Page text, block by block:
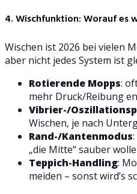
4. Wischfunktion: Worauf es
Wischen ist 2026 bei vielen
aber nicht jedes System ist
Rotierende Mopps:
mehr Druck/Reibung
Vibrier-/
Wischen, je nach
Rand-/Kantenmodus
„die Mitte“ sauber
Teppich-Handling:
meiden – sonst wird’s